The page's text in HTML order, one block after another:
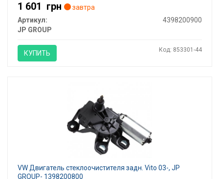
1 601 грн
завтра
Артикул:
4398200900
JP GROUP
КУПИТЬ Код: 853301-44
VW Двигатель стеклоочистителя задн. Vito 03-, JP
GROUP- 1398200800